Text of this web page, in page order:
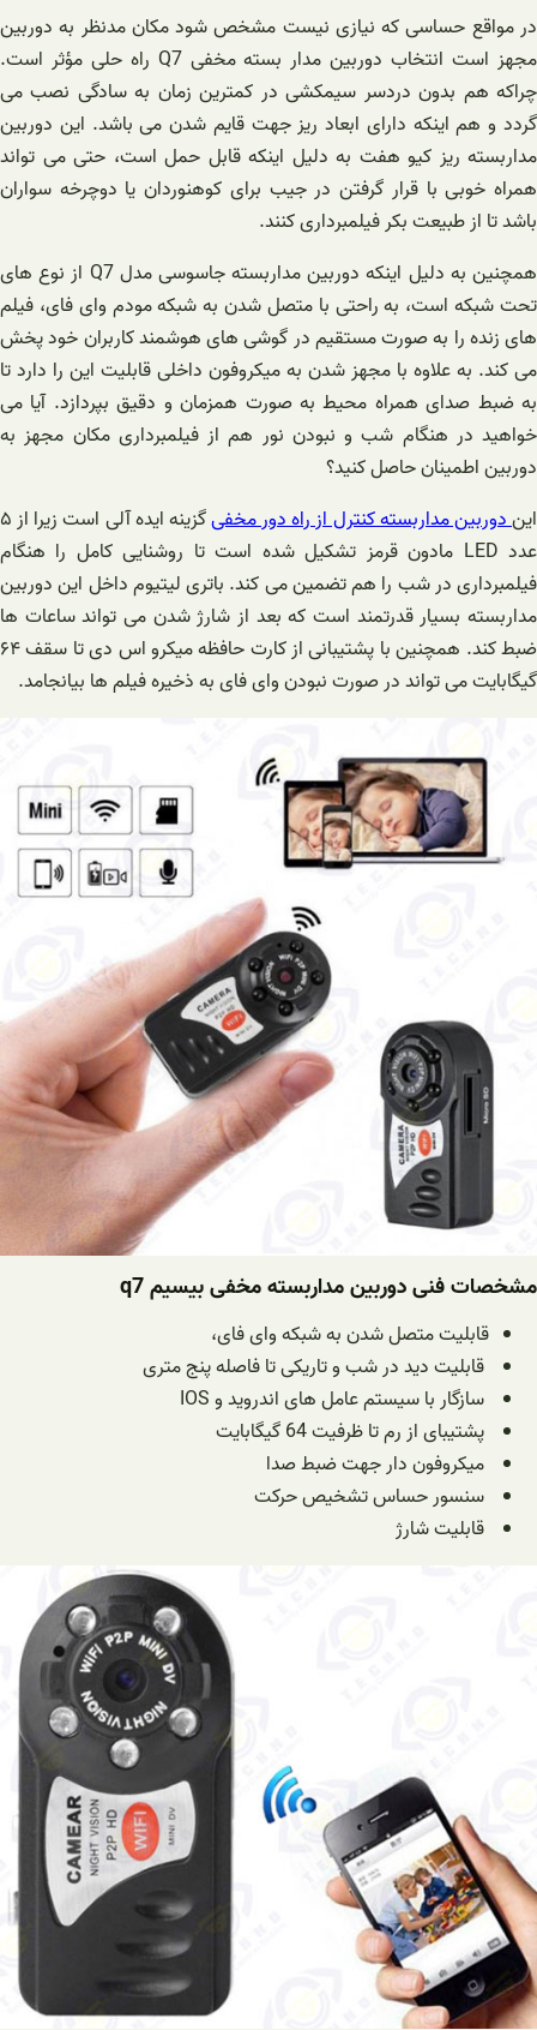
در مواقع حساسی که نیازی نیست مشخص شود مکان مدنظر به دوربین
مجهز است انتخاب دوربین مدار بسته مخفی Q7 راه حلی مؤثر است.
چراکه هم بدون دردسر سیمکشی در کمترین زمان به سادگی نصب می
گردد و هم اینکه دارای ابعاد ریز جهت قایم شدن می باشد. این دوربین
مداربسته ریز کیو هفت به دلیل اینکه قابل حمل است، حتی می تواند
همراه خوبی با قرار گرفتن در جیب برای کوهنوردان یا دوچرخه سواران
باشد تا از طبیعت بکر فیلمبرداری کنند.
همچنین به دلیل اینکه دوربین مداربسته جاسوسی مدل Q7 از نوع های
تحت شبکه است، به راحتی با متصل شدن به شبکه مودم وای فای، فیلم
های زنده را به صورت مستقیم در‌ گوشی های هوشمند کاربران خود پخش
می کند. به علاوه با مجهز شدن به میکروفون داخلی قابلیت این را دارد تا
به ضبط صدای همراه محیط به صورت همزمان و دقیق بپردازد. آیا می
خواهید در هنگام شب و نبودن نور هم از فیلمبرداری مکان مجهز به
دوربین اطمینان حاصل کنید؟
ایندوربین مداربسته کنترل از راه دور مخفی
گزینه ایده آلی است زیرا از ۵
عدد LED مادون قرمز تشکیل شده است تا روشنایی کامل را هنگام
فیلمبرداری در شب را هم تضمین می کند. باتری لیتیوم داخل این دوربین
مداربسته بسیار قدرتمند است که بعد از شارژ شدن می تواند ساعات ها
ضبط کند. همچنین با پشتیبانی از کارت حافظه میکرو اس دی تا سقف ۶۴
گیگابایت می تواند در صورت نبودن وای فای به ذخیره فیلم ها بیانجامد.
مشخصات فنی دوربین مداربسته مخفی بیسیم q7
قابلیت متصل شدن به شبکه وای فای،
قابلیت دید در شب و تاریکی تا فاصله پنج متری
سازگار با سیستم عامل های اندروید و IOS
پشتیبای از رم تا ظرفیت 64 گیگابایت
میکروفون دار جهت ضبط صدا
سنسور حساس تشخیص حرکت
قابلیت شارژ